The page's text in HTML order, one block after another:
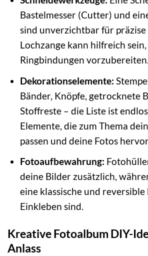
Bastelmesser (Cutter) und
sind unverzichtbar für
Lochzange kann hilfreich
Ringbindungen vorzubereiten.
Dekorationselemente:
Bänder, Knöpfe, getrocknete
Stoffreste – die Liste ist
Elemente, die zum Thema
passen und deine Fotos
Fotoaufbewahrung:
deine Bilder zusätzlich,
eine klassische und
Einkleben sind.
Kreative Fotoalbum DIY-
Anlass